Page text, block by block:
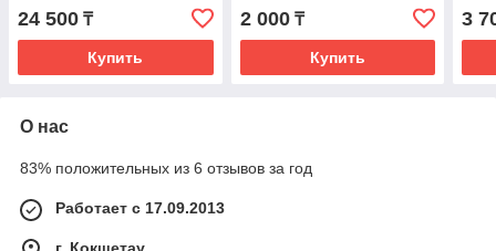
24 500 ₸
Купить
2 000₸
Купить
3
О нас
83% положительных из 6 отзывов за год
Работает с 17.09.2013